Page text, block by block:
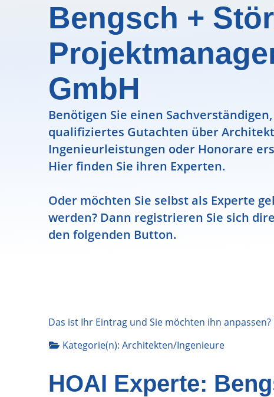
Bengsch +
GmbH
Benötigen Sie einen
qualifiziertes Gutachten über
Ingenieurleistungen oder Honorare
Hier finden Sie ihren Experten.
Oder möchten Sie selbst als Experte
werden? Dann registrieren Sie sich
den folgenden Button.
Das ist Ihr Eintrag und Sie möchten ihn
Kategorie(n): Architekten/Ingenieure
HOAI Experte: